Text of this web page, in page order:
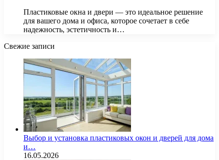
Пластиковые окна и двери — это идеальное решение
для вашего дома и офиса, которое сочетает в себе
надежность, эстетичность и…
Свежие записи
Выбор и установка пластиковых окон и дверей для дома
и…
16.05.2026